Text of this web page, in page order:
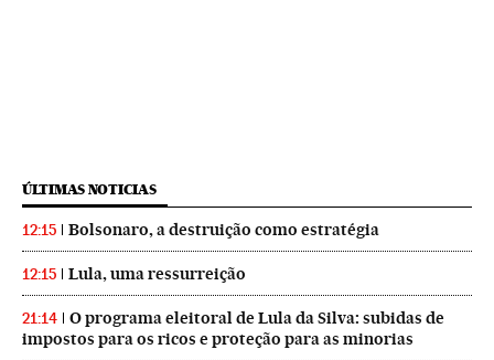
ÚLTIMAS NOTICIAS
12:15 Bolsonaro, a destruição como estratégia
12:15 Lula, uma ressurreição
21:14
O programa eleitoral de Lula da Silva: subidas de
impostos para os ricos e proteção para as minorias